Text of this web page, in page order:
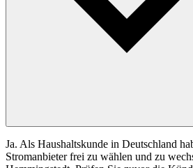
Ja. Als Haushaltskunde in Deutschland
Stromanbieter frei zu wählen und zu